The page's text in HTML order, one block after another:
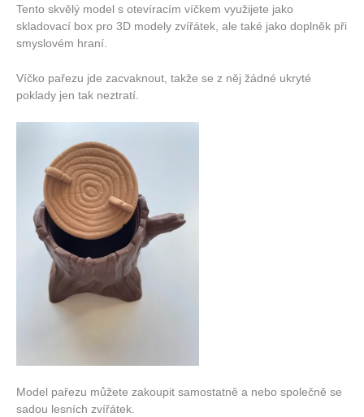
Tento skvělý model s otevíracím víčkem využijete jako
skladovací box pro 3D modely zvířátek, ale také jako doplněk při
smyslovém hraní.
Víčko pařezu jde zacvaknout, takže se z něj žádné ukryté
poklady jen tak neztratí.
Model pařezu můžete zakoupit samostatně a nebo společně se
sadou lesních zvířátek.